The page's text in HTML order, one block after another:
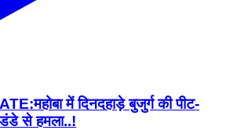
में दिनदहाड़े बुजुर्ग की पीट-
से हमला..!